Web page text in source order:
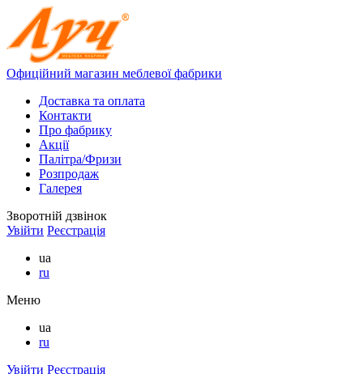
Офиційний магазин меблевої фабрики
Доставка та оплата
Контакти
Про фабрику
Акції
Палітра/Фризи
Розпродаж
Галерея
Зворотній дзвінок
Увійти Реєстрація
ua
ru
Меню
ua
ru
Увійти Реєстрація